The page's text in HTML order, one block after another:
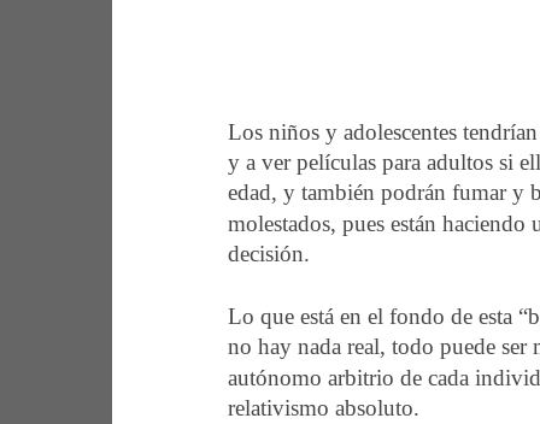
Los niños y adolescentes
y a ver películas para adultos si
edad, y también podrán fumar y
molestados, pues están haciendo
decisión.
Lo que está en el fondo de esta
no hay nada real, todo puede
autónomo arbitrio de cada
relativismo absoluto.